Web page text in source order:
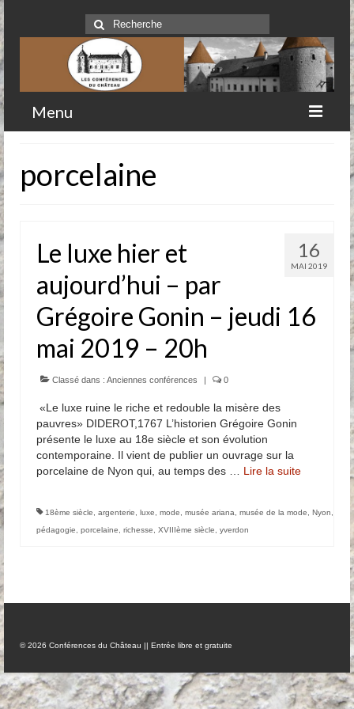
Rechercher
:
Menu
Qui sommes-nous
Comité
Clubs-service
Conférences
Prochaines conférences
Anciennes conférences
Partenaires, Sponsors & Amis
Partenaires
Sponsors
Amis
Nous contacter
porcelaine
16
MAI 2019
Le luxe hier et
aujourd’hui – par
Grégoire Gonin – jeudi 16
mai 2019 – 20h
Classé dans : Anciennes conférences 0
«Le luxe ruine le riche et redouble la misère des
pauvres» DIDEROT,1767 L’historien Grégoire Gonin
présente le luxe au 18e siècle et son évolution
contemporaine. Il vient de publier un ouvrage sur la
porcelaine de Nyon qui, au temps des … Lire la suite­­
18ème siècle, argenterie, luxe, mode, musée ariana, musée de la mode, Nyon,
pédagogie, porcelaine, richesse, XVIIIème siècle, yverdon
© 2026 Conférences du Château || Entrée libre et gratuite